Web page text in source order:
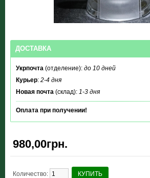
ДОСТАВКА
Укрпочта (отделение): до 10 дней
Курьер: 2-4 дня
Новая почта (склад): 1-3 дня
Оплата при получении!
980,00грн.
Количество: КУПИТЬ